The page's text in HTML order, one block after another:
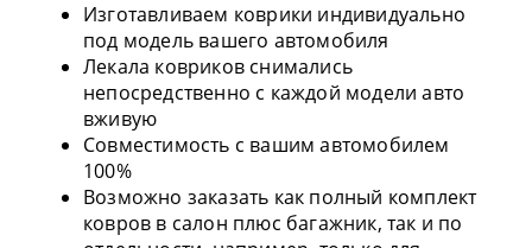
Изготавливаем коврики индивидуально
под модель вашего автомобиля
Лекала ковриков снимались
непосредственно с каждой модели авто
вживую
Совместимость с вашим автомобилем
100%
Возможно заказать как полный комплект
ковров в салон плюс багажник, так и по